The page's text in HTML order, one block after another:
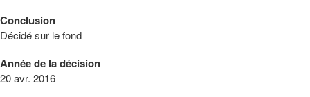
Conclusion
Décidé sur le fond
Année de la décision
20 avr. 2016